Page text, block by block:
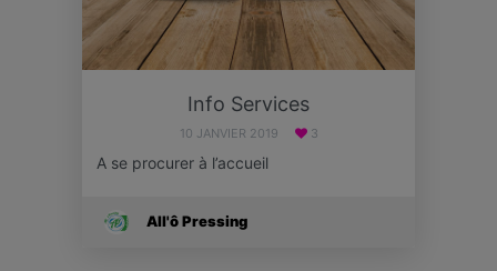
Info Services
10 JANVIER 2019 3
A se procurer à l’accueil
All'ô Pressing